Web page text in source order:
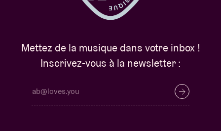
Mettez de la musique dans votre inbox !
Inscrivez-vous à la newsletter :